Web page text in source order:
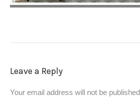
Leave a Reply
Your email address will not be